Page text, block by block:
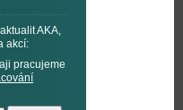
AKA,
akcí:
pracujeme